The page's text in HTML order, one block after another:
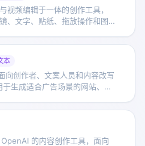
视频编辑于一体的创作工具，
、文字、贴纸、拖放操作和图
本
向创作者、文案人员和内容改写
生成适合广告场景的网站、产
的内容创作工具，面向